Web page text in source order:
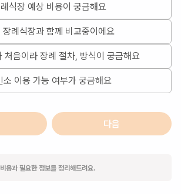
식장 예상 비용이 궁금해요
장례식장과 함께 비교중이에요
처음이라 장례 절차, 방식이 궁금해요
소 이용 가능 여부가 궁금해요
다음
용과 필요한 정보를 정리해드려요.